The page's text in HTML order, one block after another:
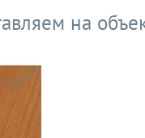
на